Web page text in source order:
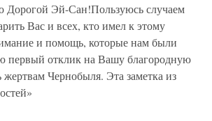
Эй-Сан!Пользуюсь случаем
Вас и всех, кто имел к этому
и помощь, которые нам были
первый отклик на Вашу благородную
Чернобыля. Эта заметка из